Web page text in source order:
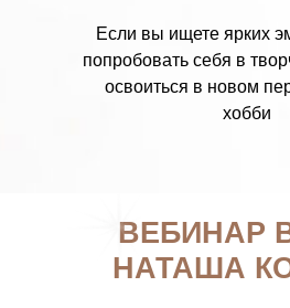
Если вы ищете ярких
попробовать себя в
освоиться в новом
хобби
ВЕБИНАР
НАТАША